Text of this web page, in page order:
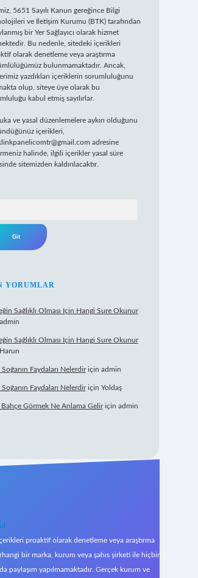
5651 Sayılı Kanun gereğince Bilgi
ve İletişim Kurumu (BTK) tarafından
bir Yer Sağlayıcı olarak hizmet
Bu nedenle, sitedeki içerikleri
olarak denetleme veya araştırma
bulunmamaktadır. Ancak,
yazdıkları içeriklerin sorumluluğunu
olup, siteye üye olarak bu
kabul etmiş sayılırlar.
ve yasal düzenlemelere aykırı olduğunu
içerikleri,
adresine
halinde, ilgili içerikler yasal süre
sitemizden kaldırılacaktır.
YORUMLAR
Sağlıklı Olması Için Hangi Sure Okunur
admin
Sağlıklı Olması Için Hangi Sure Okunur
Harun
Soğanın Faydaları Nelerdiriçin admin
Soğanın Faydaları Nelerdiriçin Yoldaş
Bahçe Görmek Ne Anlama Geliriçin admin
proaktif olarak denetleme veya araştırma
bir marka, kurum veya şahıs şirketi ile hiçbir
paylaşım yapılmamaktadır. Gerçek kurum ve